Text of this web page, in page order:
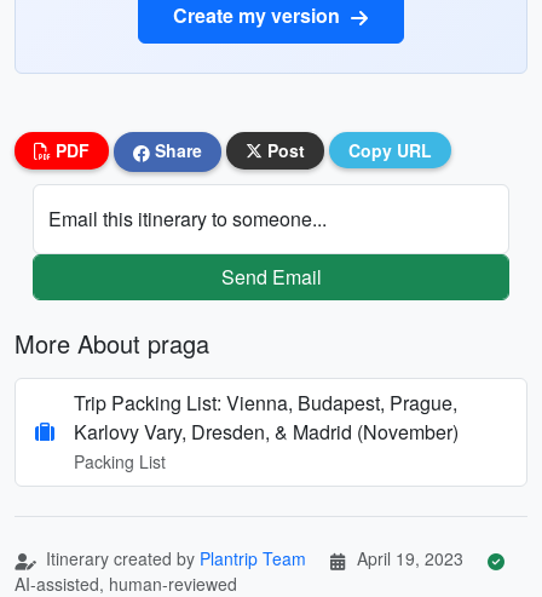
Create my version
PDF Share Post Copy URL
Email this itinerary to someone...
Send Email
More About praga
Trip Packing List: Vienna, Budapest, Prague,
Karlovy Vary, Dresden, & Madrid (November)
Packing List
Itinerary created by Plantrip Team
April 19, 2023
AI-assisted, human-reviewed